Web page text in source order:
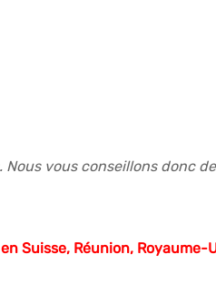
vous conseillons donc
Suisse, Réunion, Royaume-